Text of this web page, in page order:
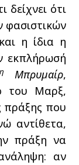
δείχνει ότι
φασιστικών
η ίδια η
εκπλήρωσή
Μπρυμαίρ,
του Μαρξ,
πράξης που
αντίθετα,
πράξη να
αν